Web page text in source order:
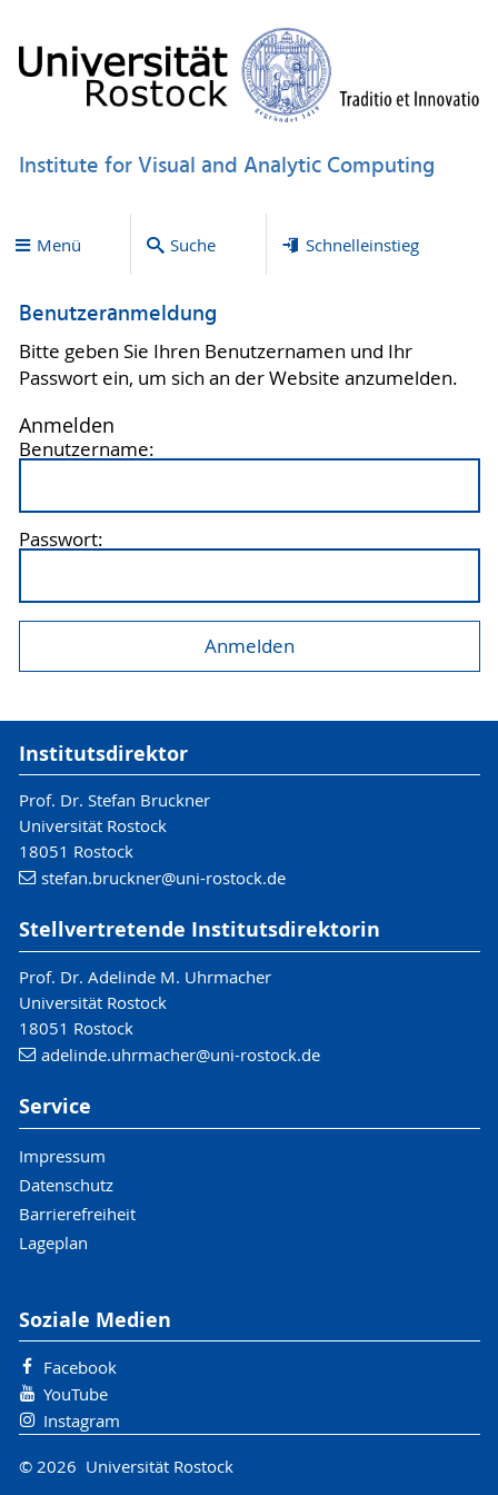
Institute for Visual and Analytic Computing
Menü Suche Schnelleinstieg
Benutzeranmeldung
Bitte geben Sie Ihren Benutzernamen und Ihr
Passwort ein, um sich an der Website anzumelden.
Anmelden
Benutzername:
Passwort:
Institutsdirektor
Prof. Dr. Stefan Bruckner
Universität Rostock
18051 Rostock
stefan.bruckner@uni-rostock.de
Stellvertretende Institutsdirektorin
Prof. Dr. Adelinde M. Uhrmacher
Universität Rostock
18051 Rostock
adelinde.uhrmacher@uni-rostock.de
Service
Impressum
Datenschutz
Barrierefreiheit
Lageplan
Soziale Medien
Facebook
YouTube
Instagram
© 2026 Universität Rostock